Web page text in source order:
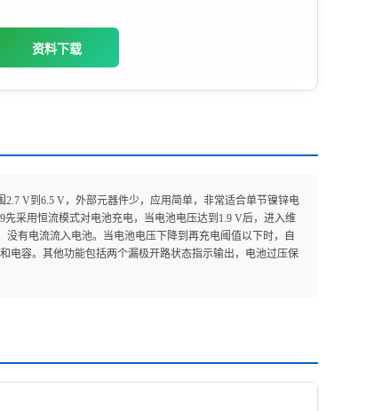
资料下载
V到6.5 V，外部元器件少，应用简单，非常适合单节镍锌电
采用恒流模式对电池充电，当电池电压达到1.9 V后，进入维
有电流流入电池。当电池电压下降到再充电阈值以下时，自
电容。其他功能包括两个漏极开路状态指示输出，电池过压保